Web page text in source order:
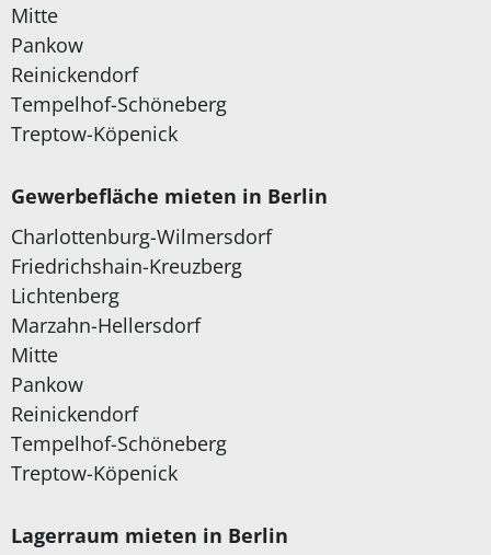
Mitte
Pankow
Reinickendorf
Tempelhof-Schöneberg
Treptow-Köpenick
Gewerbefläche mieten in Berlin
Charlottenburg-Wilmersdorf
Friedrichshain-Kreuzberg
Lichtenberg
Marzahn-Hellersdorf
Mitte
Pankow
Reinickendorf
Tempelhof-Schöneberg
Treptow-Köpenick
Lagerraum mieten in Berlin